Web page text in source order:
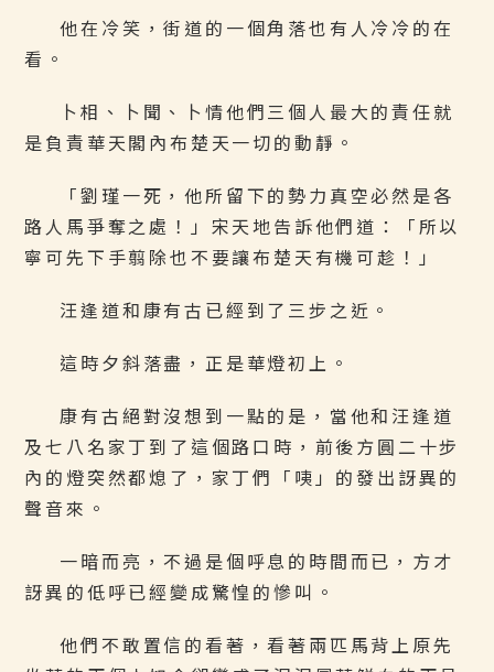
他在冷笑，街道的一個角落也有人冷冷的在
看。
卜相、卜聞、卜情他們三個人最大的責任就
是負責華天閣內布楚天一切的動靜。
「劉瑾一死，他所留下的勢力真空必然是各
路人馬爭奪之處！」宋天地告訴他們道：「所以
寧可先下手翦除也不要讓布楚天有機可趁！」
汪逢道和康有古已經到了三步之近。
這時夕斜落盡，正是華燈初上。
康有古絕對沒想到一點的是，當他和汪逢道
及七八名家丁到了這個路口時，前後方圓二十步
內的燈突然都熄了，家丁們「咦」的發出訝異的
聲音來。
一暗而亮，不過是個呼息的時間而已，方才
訝異的低呼已經變成驚惶的慘叫。
他們不敢置信的看著，看著兩匹馬背上原先